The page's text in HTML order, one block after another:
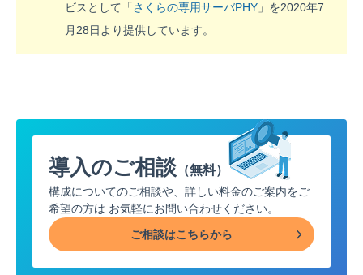
ビスとして「さくらの専用サーバPHY 」を2020年7
月28日より提供しています。
導入のご相談 （無料）
構成についてのご相談や、詳しい料金のご案内をご
希望の方は お気軽にお問い合わせください。
ご相談はこちらから